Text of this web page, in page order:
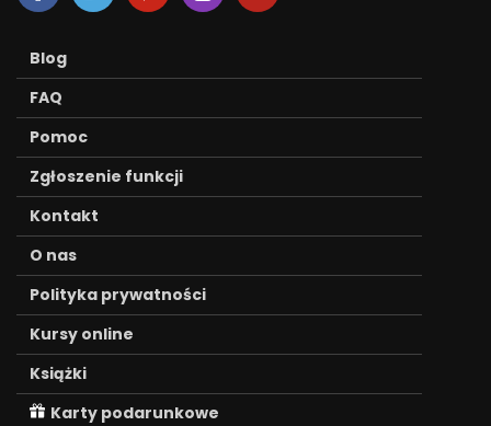
Blog
FAQ
Pomoc
Zgłoszenie funkcji
Kontakt
O nas
Polityka prywatności
Kursy online
Książki
Karty podarunkowe